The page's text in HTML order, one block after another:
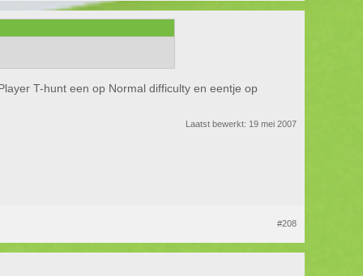
T-hunt een op Normal difficulty en eentje op
Laatst bewerkt: 19 mei 2007
#208